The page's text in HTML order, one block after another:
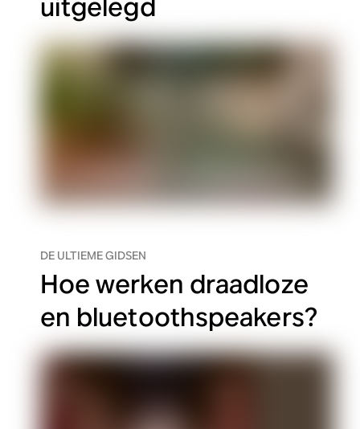
uitgelegd
DE ULTIEME GIDSEN
Hoe werken draadloze
en bluetoothspeakers?